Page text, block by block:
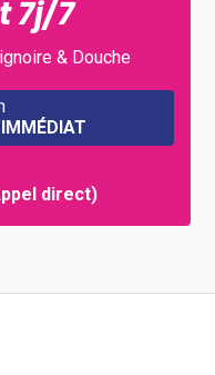
7j/7
& Douche
direct)